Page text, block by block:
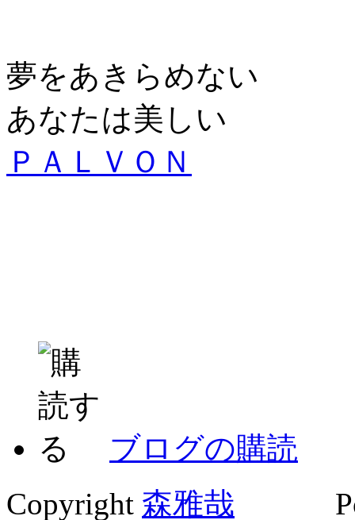
夢をあきらめない
あなたは美しい
ＰＡＬＶＯＮ
ブログの購読
Copyright 森雅哉